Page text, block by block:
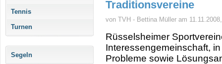
Traditionsvereine
von TVH - Bettina Müller am
Rüsselsheimer
Interessengemeinschaft,
Probleme sowie
Tennis
Turnen
Segeln